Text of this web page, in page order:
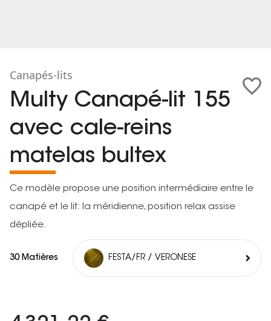
Canapés-lits
Multy Canapé-lit 155
avec cale-reins
matelas bultex
Ce modèle propose une position intermédiaire entre le
canapé et le lit: la méridienne, position relax assise
dépliée.
30 Matières FESTA/FR / VERONESE